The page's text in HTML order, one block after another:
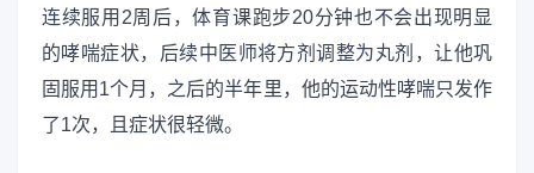
连续服用2周后，体育课跑步20分钟也不会出现明显
的哮喘症状，后续中医师将方剂调整为丸剂，让他巩
固服用1个月，之后的半年里，他的运动性哮喘只发作
了1次，且症状很轻微。